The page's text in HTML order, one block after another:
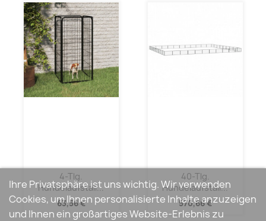
4-Tlg.
Hundelaufstall...
63,56 €
40-Tlg.
Hundelaufstall...
570,66 €
Ihre Privatsphäre ist uns wichtig. Wir verwenden
Cookies, um Ihnen personalisierte Inhalte anzuzeigen
und Ihnen ein großartiges Website-Erlebnis zu